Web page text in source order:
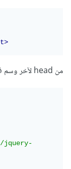
من head لآخر وسم في body (يفضل كل ملفات جافاسكربت)
jquery-